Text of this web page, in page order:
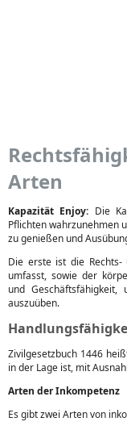
Arten
Kapazität Enjoy: Die
Pflichten wahrzunehmen
zu genießen und
Die erste ist die Rechts-
umfasst, sowie der
und
auszuüben.
Zivilgesetzbuch 1446
in der Lage ist, mit
Arten der Inkompetenz
Es gibt zwei Arten von